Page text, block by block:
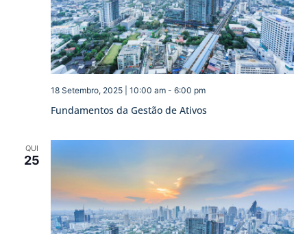
Fundamentos da Gestão de Ativos
18 Setembro, 2025 | 10:00 am- 6:00 pm
QUI
25